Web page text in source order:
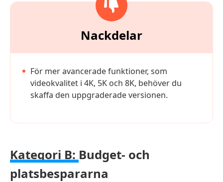
Nackdelar
För mer avancerade funktioner, som
videokvalitet i 4K, 5K och 8K, behöver du
skaffa den uppgraderade versionen.
Kategori B: Budget- och
platsbespararna